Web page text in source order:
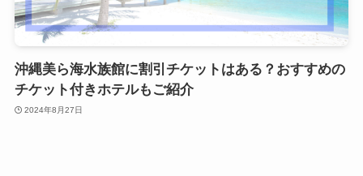
沖縄美ら海水族館に割引チケットはある？おすすめの
チケット付きホテルもご紹介
2024年8月27日